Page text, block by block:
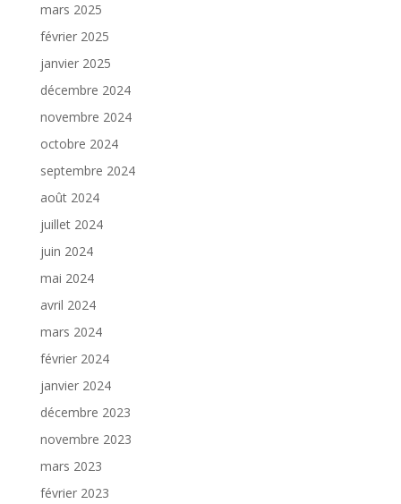
mars 2025
février 2025
janvier 2025
décembre 2024
novembre 2024
octobre 2024
septembre 2024
août 2024
juillet 2024
juin 2024
mai 2024
avril 2024
mars 2024
février 2024
janvier 2024
décembre 2023
novembre 2023
mars 2023
février 2023